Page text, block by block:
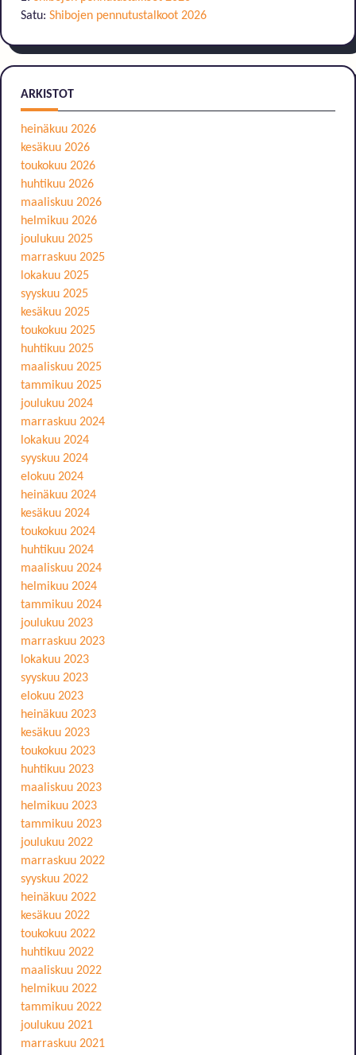
Satu: Shibojen pennutustalkoot 2026
ARKISTOT
heinäkuu 2026
kesäkuu 2026
toukokuu 2026
huhtikuu 2026
maaliskuu 2026
helmikuu 2026
joulukuu 2025
marraskuu 2025
lokakuu 2025
syyskuu 2025
kesäkuu 2025
toukokuu 2025
huhtikuu 2025
maaliskuu 2025
tammikuu 2025
joulukuu 2024
marraskuu 2024
lokakuu 2024
syyskuu 2024
elokuu 2024
heinäkuu 2024
kesäkuu 2024
toukokuu 2024
huhtikuu 2024
maaliskuu 2024
helmikuu 2024
tammikuu 2024
joulukuu 2023
marraskuu 2023
lokakuu 2023
syyskuu 2023
elokuu 2023
heinäkuu 2023
kesäkuu 2023
toukokuu 2023
huhtikuu 2023
maaliskuu 2023
helmikuu 2023
tammikuu 2023
joulukuu 2022
marraskuu 2022
syyskuu 2022
heinäkuu 2022
kesäkuu 2022
toukokuu 2022
huhtikuu 2022
maaliskuu 2022
helmikuu 2022
tammikuu 2022
joulukuu 2021
marraskuu 2021